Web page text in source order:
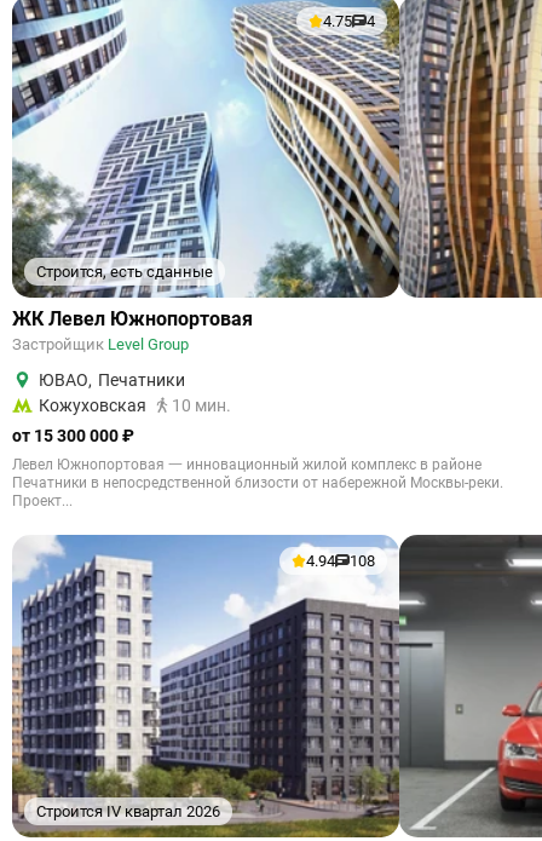
Строится, есть сданные
4.75 4
ЖК Левел Южнопортовая
Застройщик Level Group
ЮВАО, Печатники
Кожуховская
10 мин.
от 15 300 000 ₽
Левел Южнопортовая 一 инновационный жилой комплекс в районе
Печатники в непосредственной близости от набережной Москвы-реки.
Проект...
Строится IV квартал 2026
4.94 108